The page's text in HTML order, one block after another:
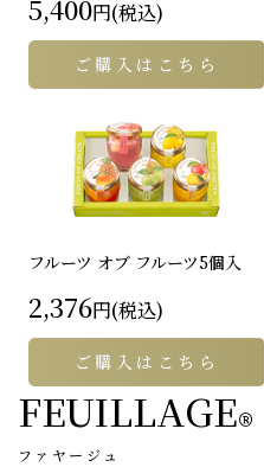
5,400円(税込)
ご購入はこちら
フルーツ オブ フルーツ5個入
2,376円(税込)
ご購入はこちら
FEUILLAGE®
ファヤージュ